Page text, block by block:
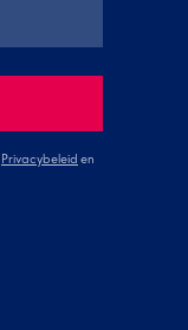
Privacybeleid en